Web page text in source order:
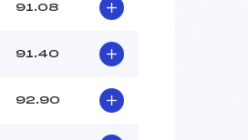
91.08
91.40
92.90